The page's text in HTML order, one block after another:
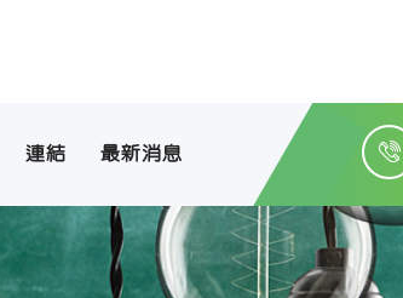
連結 最新消息